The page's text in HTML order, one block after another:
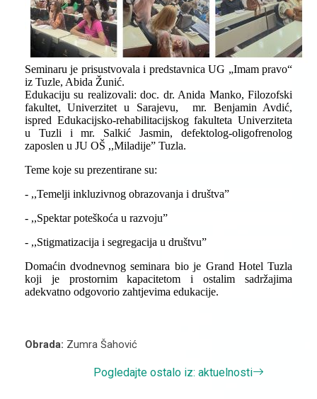
Seminaru je prisustvovala i predstavnica UG „Imam pravo“
iz Tuzle, Abida Žunić.
Edukaciju su realizovali: doc. dr. Anida Manko, Filozofski
fakultet, Univerzitet u Sarajevu,
mr. Benjamin Avdić,
ispred Edukacijsko-rehabilitacijskog fakulteta Univerziteta
u Tuzli i mr. Salkić Jasmin, defektolog-oligofrenolog
zaposlen u JU OŠ ,,Miladije” Tuzla.
Teme koje su prezentirane su:
- ,,Temelji inkluzivnog obrazovanja i društva”
- ,,Spektar poteškoća u razvoju”
- ,,Stigmatizacija i segregacija u društvu”
Domaćin dvodnevnog seminara bio je Grand Hotel Tuzla
koji je prostornim kapacitetom i ostalim sadržajima
adekvatno odgovorio zahtjevima edukacije.
Obrada: Zumra Šahović
Pogledajte ostalo iz: aktuelnosti